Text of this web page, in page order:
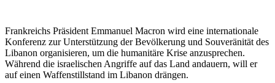
Frankreichs Präsident Emmanuel Macron wird eine internationale
Konferenz zur Unterstützung der Bevölkerung und Souveränität des
Libanon organisieren, um die humanitäre Krise anzusprechen.
Während die israelischen Angriffe auf das Land andauern, will er
auf einen Waffenstillstand im Libanon drängen.